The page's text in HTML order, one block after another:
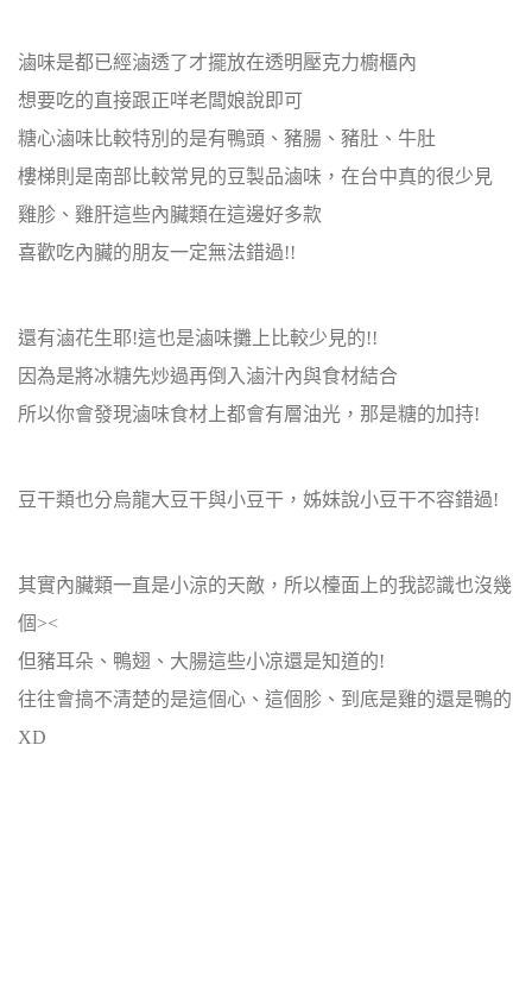
滷味是都已經滷透了才擺放在透明壓克力櫥櫃內
想要吃的直接跟正咩老闆娘說即可
糖心滷味比較特別的是有鴨頭、豬腸、豬肚、牛肚
樓梯則是南部比較常見的豆製品滷味，在台中真的很少見
雞胗、雞肝這些內臟類在這邊好多款
喜歡吃內臟的朋友一定無法錯過!!
還有滷花生耶!這也是滷味攤上比較少見的!!
因為是將冰糖先炒過再倒入滷汁內與食材結合
所以你會發現滷味食材上都會有層油光，那是糖的加持!
豆干類也分烏龍大豆干與小豆干，姊妹說小豆干不容錯過!
其實內臟類一直是小涼的天敵，所以檯面上的我認識也沒幾
個><
但豬耳朵、鴨翅、大腸這些小凉還是知道的!
往往會搞不清楚的是這個心、這個胗、到底是雞的還是鴨的
XD